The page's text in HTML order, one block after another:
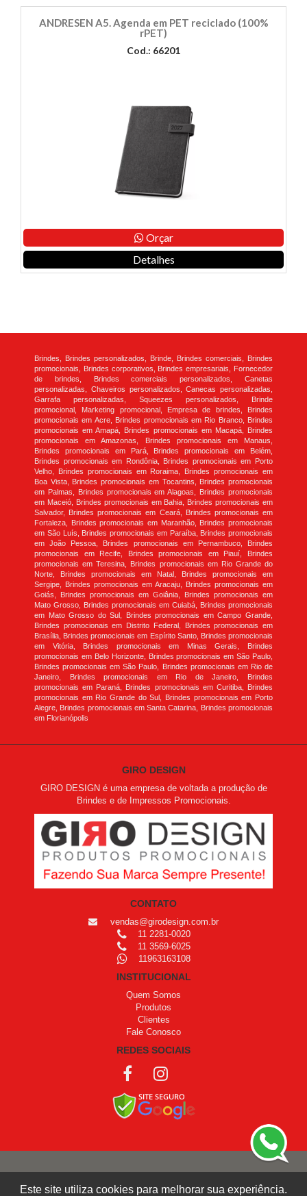
ANDRESEN A5. Agenda em PET reciclado (100%
rPET)
Cod.: 66201
Orçar
Detalhes
Brindes, Brindes personalizados, Brinde, Brindes comerciais, Brindes
promocionais, Brindes corporativos, Brindes empresariais, Fornecedor
de brindes, Brindes comerciais personalizados, Canetas
personalizadas, Chaveiros personalizados, Canecas personalizadas,
Garrafa personalizadas, Squeezes personalizados, Brinde
promocional, Marketing promocional, Empresa de brindes, Brindes
promocionais em Acre, Brindes promocionais em Rio Branco, Brindes
promocionais em Amapá, Brindes promocionais em Macapá, Brindes
promocionais em Amazonas, Brindes promocionais em Manaus,
Brindes promocionais em Pará, Brindes promocionais em Belém,
Brindes promocionais em Rondônia, Brindes promocionais em Porto
Velho, Brindes promocionais em Roraima, Brindes promocionais em
Boa Vista, Brindes promocionais em Tocantins, Brindes promocionais
em Palmas, Brindes promocionais em Alagoas, Brindes promocionais
em Maceió, Brindes promocionais em Bahia, Brindes promocionais em
Salvador, Brindes promocionais em Ceará, Brindes promocionais em
Fortaleza, Brindes promocionais em Maranhão, Brindes promocionais
em São Luís, Brindes promocionais em Paraíba, Brindes promocionais
em João Pessoa, Brindes promocionais em Pernambuco, Brindes
promocionais em Recife, Brindes promocionais em Piauí, Brindes
promocionais em Teresina, Brindes promocionais em Rio Grande do
Norte, Brindes promocionais em Natal, Brindes promocionais em
Sergipe, Brindes promocionais em Aracaju, Brindes promocionais em
Goiás, Brindes promocionais em Goiânia, Brindes promocionais em
Mato Grosso, Brindes promocionais em Cuiabá, Brindes promocionais
em Mato Grosso do Sul, Brindes promocionais em Campo Grande,
Brindes promocionais em Distrito Federal, Brindes promocionais em
Brasília, Brindes promocionais em Espírito Santo, Brindes promocionais
em Vitória, Brindes promocionais em Minas Gerais, Brindes
promocionais em Belo Horizonte, Brindes promocionais em São Paulo,
Brindes promocionais em São Paulo, Brindes promocionais em Rio de
Janeiro, Brindes promocionais em Rio de Janeiro, Brindes
promocionais em Paraná, Brindes promocionais em Curitiba, Brindes
promocionais em Rio Grande do Sul, Brindes promocionais em Porto
Alegre, Brindes promocionais em Santa Catarina, Brindes promocionais
em Florianópolis
GIRO DESIGN
GIRO DESIGN é uma empresa de voltada a produção de
Brindes e de Impressos Promocionais.
CONTATO
vendas@girodesign.com.br
11 2281-0020
11 3569-6025
11963163108
INSTITUCIONAL
Quem Somos
Produtos
Clientes
Fale Conosco
REDES SOCIAIS
Este site utiliza cookies para melhorar sua experiência.